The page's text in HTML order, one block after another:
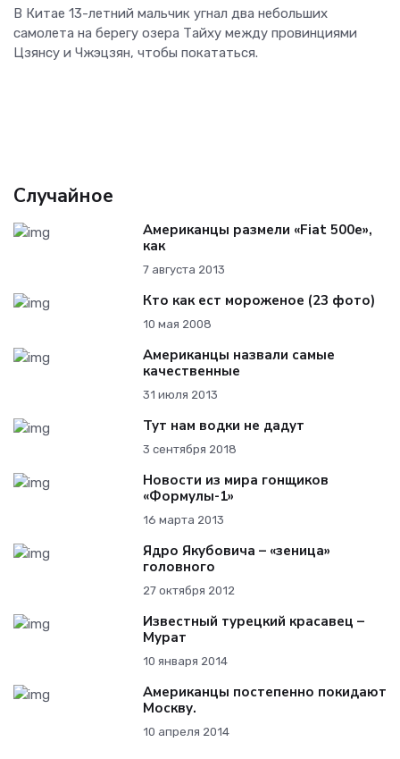
В Китае 13-летний мальчик угнал два небольших
самолета на берегу озера Тайху между провинциями
Цзянсу и Чжэцзян, чтобы покататься.
Случайное
Американцы размели «Fiat 500e»,
как
7 августа 2013
Кто как ест мороженое (23 фото)
10 мая 2008
Американцы назвали самые
качественные
31 июля 2013
Тут нам водки не дадут
3 сентября 2018
Новости из мира гонщиков
«Формулы-1»
16 марта 2013
Ядро Якубовича – «зеница»
головного
27 октября 2012
Известный турецкий красавец –
Мурат
10 января 2014
Американцы постепенно покидают
Москву.
10 апреля 2014